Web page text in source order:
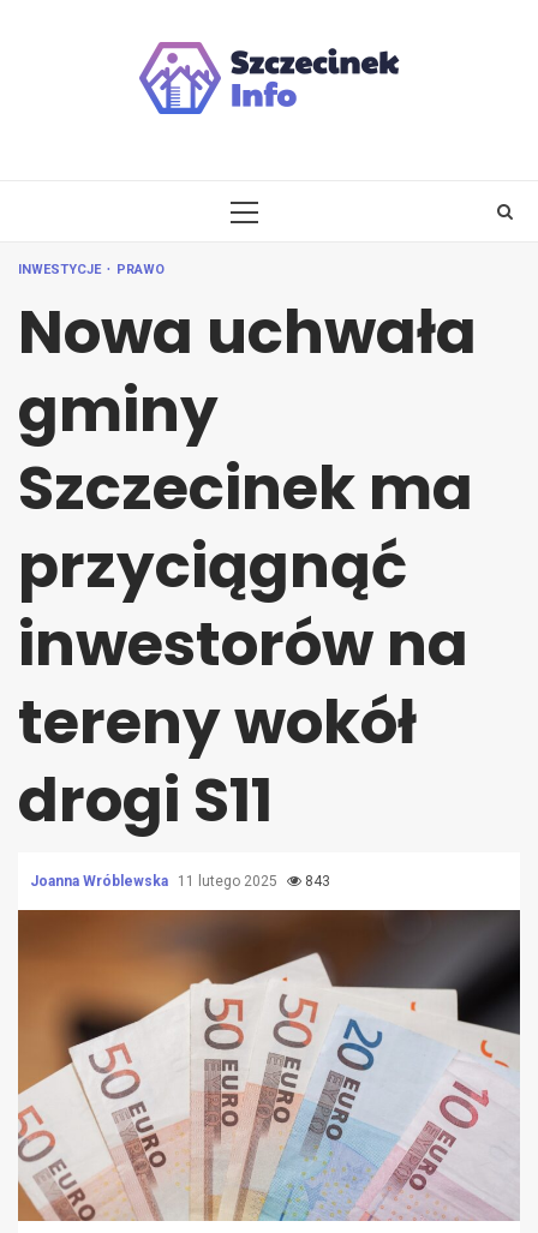
PRIMARY
INWESTYCJE PRAWO
Nowa uchwała
gminy
Szczecinek ma
przyciągnąć
inwestorów na
tereny wokół
drogi S11
Joanna Wróblewska 11 lutego 2025 843